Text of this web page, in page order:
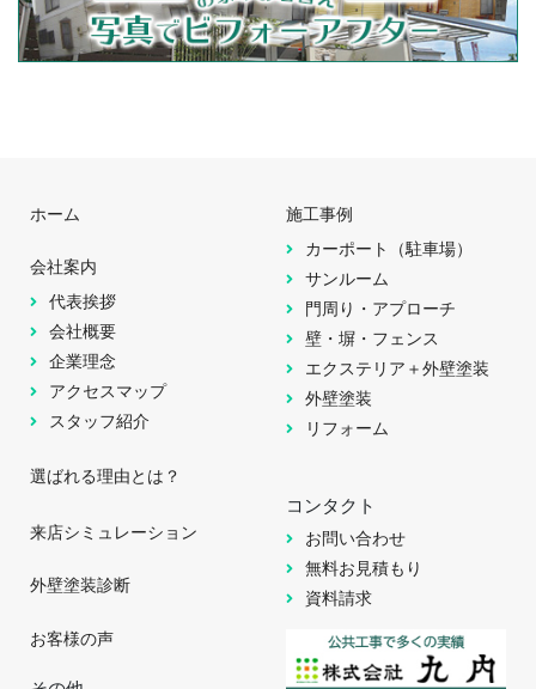
ホーム
会社案内
代表挨拶
会社概要
企業理念
アクセスマップ
スタッフ紹介
選ばれる理由とは？
施工事例
カーポート（駐車場）
サンルーム
門周り・アプローチ
壁・塀・フェンス
エクステリア＋外壁塗装
外壁塗装
リフォーム
来店シミュレーション
外壁塗装診断
お客様の声
コンタクト
お問い合わせ
無料お見積もり
資料請求